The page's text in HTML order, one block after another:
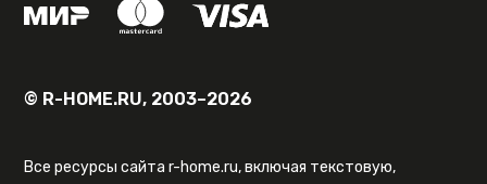
© R-HOME.RU, 2003–2026
Все ресурсы сайта r-home.ru, включая текстовую,